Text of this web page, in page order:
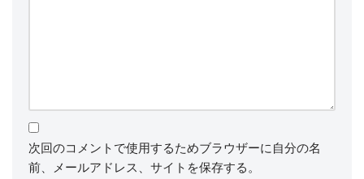
次回のコメントで使用するためブラウザーに自分の名
前、メールアドレス、サイトを保存する。